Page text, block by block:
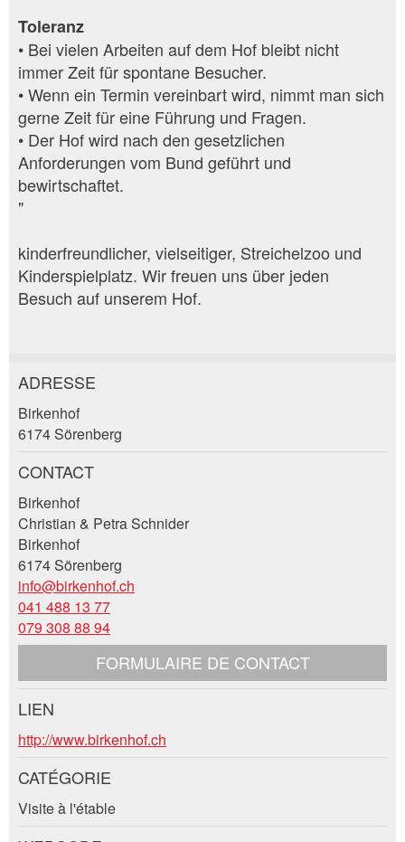
Toleranz
• Bei vielen Arbeiten auf dem Hof bleibt nicht
immer Zeit für spontane Besucher.
• Wenn ein Termin vereinbart wird, nimmt man sich
gerne Zeit für eine Führung und Fragen.
• Der Hof wird nach den gesetzlichen
Anforderungen vom Bund geführt und
bewirtschaftet.
"
kinderfreundlicher, vielseitiger, Streichelzoo und
Kinderspielplatz. Wir freuen uns über jeden
Besuch auf unserem Hof.
Annonces répréhensibles
Vos commentaires sont grandement appréciés!
Commentaires généraux
Cette annonce n'est plus valable
Annonce incomplète
Nachricht
Recommander l'annonce
Recommandez cette annonce à des amis.
* Saisie nécessaire
RECOMMANDER L'ANNONCE
Fermer
ADRESSE
Birkenhof
6174 Sörenberg
CONTACT
Birkenhof
Christian & Petra Schnider
Birkenhof
6174 Sörenberg
info@birkenhof.ch
041 488 13 77
079 308 88 94
FORMULAIRE DE CONTACT
Contact
Composez un message à la personne de
contact pour cette annonce .
LIEN
http://www.birkenhof.ch
CATÉGORIE
Visite à l'étable